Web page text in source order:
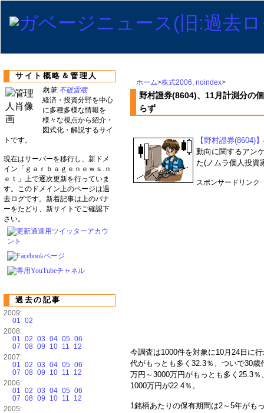
ホーム>株式2006, noindex>
野村證券(8604)、11月計測分の
らず
【野村證券(8604)】
動向に関するアン
た(ノムラ個人投資
スポンサードリンク
今調査は1000件を対象に10月24日に
代がもっとも多く32.3％、ついで30
万円～3000万円がもっとも多く25.3
1000万円が22.4％。
1銘柄あたりの保有期間は2～5年がも
サイト概略＆管理人
執筆:不破雷蔵
経済・投資分野を中心
に多種多様な情報を
様々な視点から紹介・
図式化・解説するサイ
トです。
現在はサーバーを移行し、新ドメ
イン「ｇａｒｂａｇｅｎｅｗｓ.ｎ
ｅｔ」上で逐次更新を行っていま
す。このドメイン上のページは過
去ログです。新着記事は上のバナ
ーをたどり、新サイトでご確認下
さい。
過去の記事
2009:
01 02
2008:
01 02 03 04 05 06
07 08 09 10 11
12
2007:
01 02 03 04 05 06
07 08 09 10 11
12
2006:
01 02 03 04 05 06
07 08 09 10 11
12
2005: